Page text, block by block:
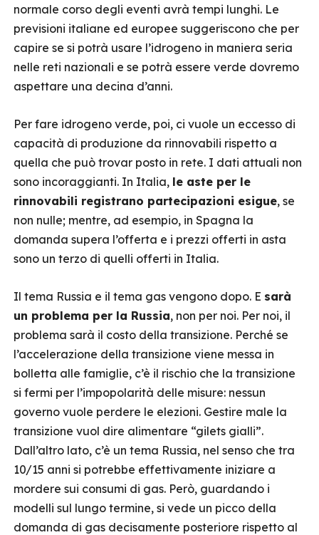
normale corso degli eventi avrà tempi lunghi. Le
previsioni italiane ed europee suggeriscono che per
capire se si potrà usare l’idrogeno in maniera seria
nelle reti nazionali e se potrà essere verde dovremo
aspettare una decina d’anni.
Per fare idrogeno verde, poi, ci vuole un eccesso di
capacità di produzione da rinnovabili rispetto a
quella che può trovar posto in rete. I dati attuali non
sono incoraggianti. In Italia, le aste per le
rinnovabili registrano partecipazioni esigue, se
non nulle; mentre, ad esempio, in Spagna la
domanda supera l’offerta e i prezzi offerti in asta
sono un terzo di quelli offerti in Italia.
Il tema Russia e il tema gas vengono dopo. E sarà
un problema per la Russia, non per noi. Per noi, il
problema sarà il costo della transizione. Perché se
l’accelerazione della transizione viene messa in
bolletta alle famiglie, c’è il rischio che la transizione
si fermi per l’impopolarità delle misure: nessun
governo vuole perdere le elezioni. Gestire male la
transizione vuol dire alimentare “gilets gialli”.
Dall’altro lato, c’è un tema Russia, nel senso che tra
10/15 anni si potrebbe effettivamente iniziare a
mordere sui consumi di gas. Però, guardando i
modelli sul lungo termine, si vede un picco della
domanda di gas decisamente posteriore rispetto al